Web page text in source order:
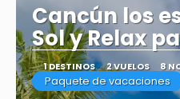
Cancún los
Sol y Relax
1 DESTINOS 2 VUELOS 8
Paquete de vacaciones